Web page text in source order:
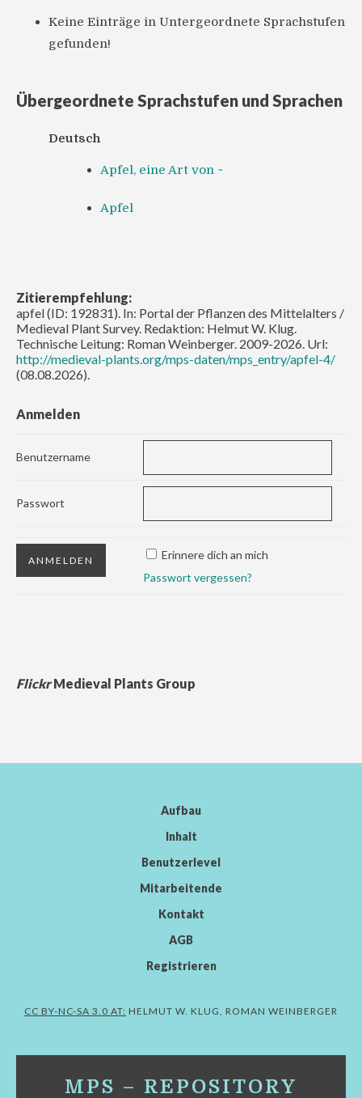
Keine Einträge in Untergeordnete Sprachstufen
gefunden!
Übergeordnete Sprachstufen und Sprachen
Deutsch
Apfel, eine Art von ~
Apfel
Zitierempfehlung:
apfel (ID: 192831). In: Portal der Pflanzen des Mittelalters /
Medieval Plant Survey. Redaktion: Helmut W. Klug.
Technische Leitung: Roman Weinberger. 2009-2026. Url:
http://medieval-plants.org/mps-daten/mps_entry/apfel-4/
(08.08.2026).
Anmelden
Benutzername
Passwort
Erinnere dich an mich
Passwort vergessen?
FlickrMedieval Plants Group
Aufbau
Inhalt
Benutzerlevel
Mitarbeitende
Kontakt
AGB
Registrieren
CC BY-NC-SA 3.0 AT: HELMUT W. KLUG, ROMAN WEINBERGER
MPS – REPOSITORY